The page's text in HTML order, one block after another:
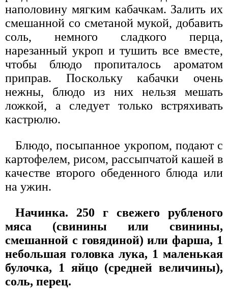
наполовину мягким кабачкам. Залить их
смешанной со сметаной мукой, добавить
соль, немного сладкого перца,
нарезанный укроп и тушить все вместе,
чтобы блюдо пропиталось ароматом
приправ. Поскольку кабачки очень
нежны, блюдо из них нельзя мешать
ложкой, а следует только встряхивать
кастрюлю.
Блюдо, посыпанное укропом, подают с
картофелем, рисом, рассыпчатой кашей в
качестве второго обеденного блюда или
на ужин.
Начинка. 250 г свежего рубленого
мяса (свинины или свинины,
смешанной с говядиной) или фарша, 1
небольшая головка лука, 1 маленькая
булочка, 1 яйцо (средней величины),
соль, перец.